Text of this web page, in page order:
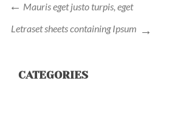
Mauris eget justo turpis, eget
Letraset sheets containing Ipsum
CATEGORIES